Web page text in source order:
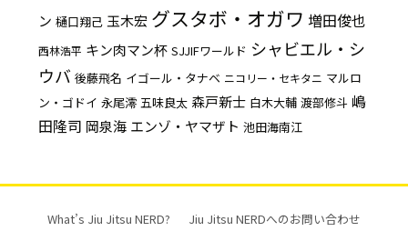
ン 樋口翔己 玉木宏 グスタボ・オガワ 増田俊也
西林浩平 キン肉マン杯 SJJIFワールド シャビエル・シ
ウバ 後藤飛名 イゴール・タナベ ニコリー・セキタニ マルロ
ン・ゴドイ 永尾澪 五味良太 森戸新士 白木大輔 渡部修斗 嶋
田隆司 岡泉海 エンゾ・ヤマザト 池田海南江
What’s Jiu Jitsu NERD? Jiu Jitsu NERDへのお問い合わせ